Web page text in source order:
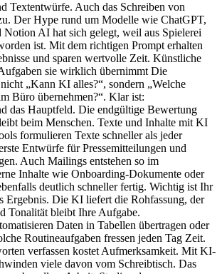
Textentwürfe. Auch das Schreiben von
Der Hype rund um Modelle wie ChatGPT,
AI hat sich gelegt, weil aus Spielerei
ist. Mit dem richtigen Prompt erhalten
und sparen wertvolle Zeit. Künstliche
sie wirklich übernimmt Die
„Kann KI alles?“, sondern „Welche
Büro übernehmen?“. Klar ist:
das Hauptfeld. Die endgültige Bewertung
beim Menschen. Texte und Inhalte mit KI
formulieren Texte schneller als jeder
Entwürfe für Pressemitteilungen und
Auch Mailings entstehen so im
Inhalte wie Onboarding-Dokumente oder
deutlich schneller fertig. Wichtig ist Ihr
Ergebnis. Die KI liefert die Rohfassung, der
Tonalität bleibt Ihre Aufgabe.
Daten in Tabellen übertragen oder
Routineaufgaben fressen jeden Tag Zeit.
verfassen kostet Aufmerksamkeit. Mit KI-
viele davon vom Schreibtisch. Das